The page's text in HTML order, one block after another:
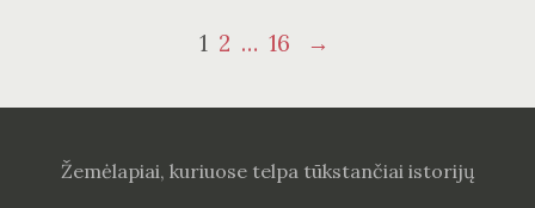
įrašų
Puslapis
1 Puslapis
2 … Puslapis
16 →
Žemėlapiai, kuriuose telpa tūkstančiai istorijų